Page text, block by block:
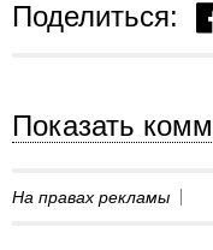
Поделиться:
Показать
На правах рекламы